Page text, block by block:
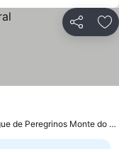
Partilhar
a 2.3 km de Albergue de Peregrinos Monte do Gozo